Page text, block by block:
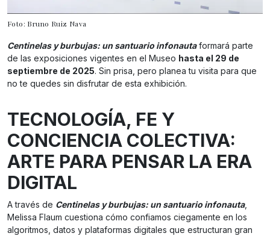
Foto: Bruno Ruiz Nava
Centinelas y burbujas: un santuario infonautaformará parte
de las exposiciones vigentes en el Museo hasta el 29 de
septiembre de 2025. Sin prisa, pero planea tu visita para que
no te quedes sin disfrutar de esta exhibición.
TECNOLOGÍA, FE Y
CONCIENCIA COLECTIVA:
ARTE PARA PENSAR LA ERA
DIGITAL
A través de Centinelas y burbujas: un santuario infonauta,
Melissa Flaum cuestiona cómo confiamos ciegamente en los
algoritmos, datos y plataformas digitales que estructuran gran